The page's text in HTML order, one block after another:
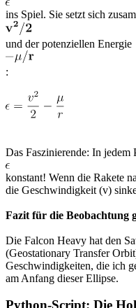
ins Spiel. Sie setzt sich
und der potenziellen Energie
:
Das Faszinierende: In
konstant! Wenn die Rakete
die Geschwindigkeit (v)
Fazit für die Beobachtung
Die Falcon Heavy hat den
(Geostationary Transfer
Geschwindigkeiten, die ich
am Anfang dieser Ellipse.